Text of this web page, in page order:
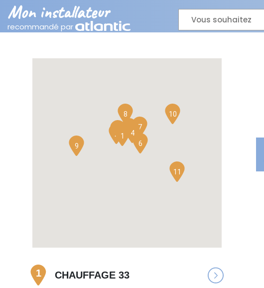
Mon installateur
recommandé par
Vous souhaitez
1
2 4
6
7
8
9
10
11
1 CHAUFFAGE 33